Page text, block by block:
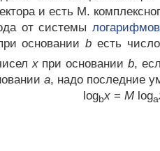
и есть М.
от системы логарифмов
основанииb есть
хпри основании b,
а, надо последние
logbx = М loga